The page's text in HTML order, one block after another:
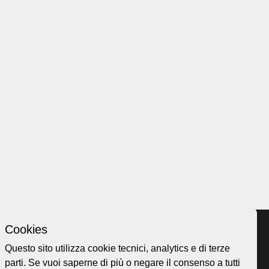
Home page
Cookies
Questo sito utilizza cookie tecnici, analytics e di terze
parti. Se vuoi saperne di più o negare il consenso a tutti